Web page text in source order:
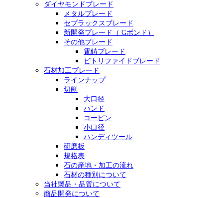
ダイヤモンドブレード
メタルブレード
セプラックスブレード
新開発ブレード（ Gボンド）
その他ブレード
電鋳ブレード
ビトリファイドブレード
石材加工ブレード
ラインナップ
切削
大口径
ハンド
コーピン
小口径
ハンディツール
研磨板
規格表
石の産地・加工の流れ
石材の種別について
当社製品・品質について
商品開発について